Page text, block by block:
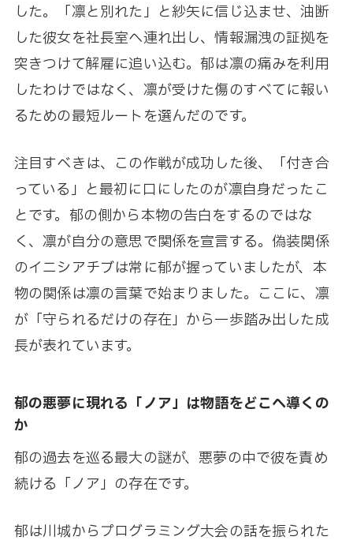
した。「凛と別れた」と紗矢に信じ込ませ、油断
した彼女を社長室へ連れ出し、情報漏洩の証拠を
突きつけて解雇に追い込む。郁は凛の痛みを利用
したわけではなく、凛が受けた傷のすべてに報い
るための最短ルートを選んだのです。
注目すべきは、この作戦が成功した後、「付き合
っている」と最初に口にしたのが凛自身だったこ
とです。郁の側から本物の告白をするのではな
く、凛が自分の意思で関係を宣言する。偽装関係
のイニシアチブは常に郁が握っていましたが、本
物の関係は凛の言葉で始まりました。ここに、凛
が「守られるだけの存在」から一歩踏み出した成
長が表れています。
郁の悪夢に現れる「ノア」は物語をどこへ導くの
か
郁の過去を巡る最大の謎が、悪夢の中で彼を責め
続ける「ノア」の存在です。
郁は川城からプログラミング大会の話を振られた